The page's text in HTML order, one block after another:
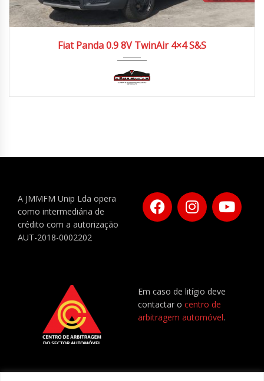
Fiat Panda 0.9 8V TwinAir 4×4 S&S
A JMMFM Unip Lda opera
como intermediária de
crédito com a autorização
AUT-2018-0002202
Em caso de litígio deve
contactar o centro de
arbitragem automóvel.